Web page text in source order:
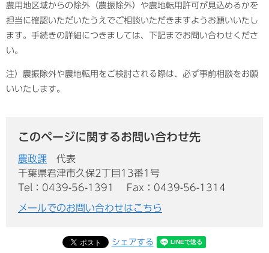
農用地区域からの除外（農振除外）や農地転用許可が見込めるかを
担当に確認いただいたうえでご相談いただきますようお願いいたし
ます。手続きの詳細につきましては、下記までお問い合わせくださ
い。
注）農振除外や農地転用をご検討される際は、必ず事前相談をお願
いいたします。
このページに関するお問い合わせ先
農政課
代表
千葉県君津市久保2丁目13番1号
Tel：0439-56-1391
Fax：0439-56-1314
メールでのお問い合わせはこちら
シェアする